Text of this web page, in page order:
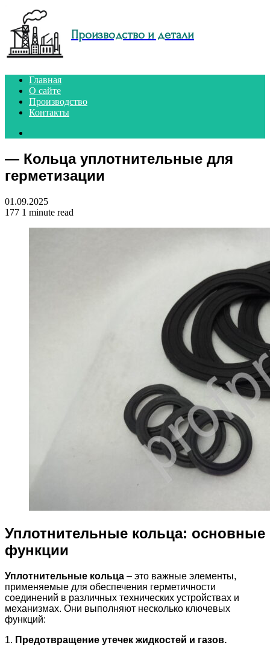
Производство и детали
Главная
О сайте
Производство
Контакты
— Кольца уплотнительные для
герметизации
01.09.2025
177 1 minute read
Уплотнительные кольца: основные
функции
Уплотнительные кольца – это важные элементы,
применяемые для обеспечения герметичности
соединений в различных технических устройствах и
механизмах. Они выполняют несколько ключевых
функций:
1. Предотвращение утечек жидкостей и газов.